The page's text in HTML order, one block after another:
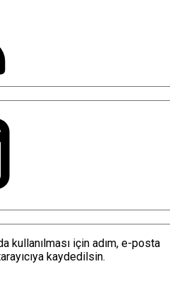
kullanılması için adım, e-posta
kaydedilsin.